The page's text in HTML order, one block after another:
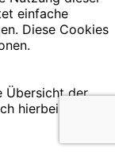
einfache
Diese Cookies
Übersicht der
hierbei um